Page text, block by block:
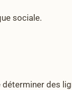
sociale.
des